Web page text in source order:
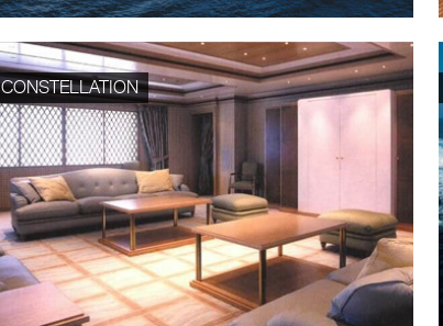
CONSTELLATION